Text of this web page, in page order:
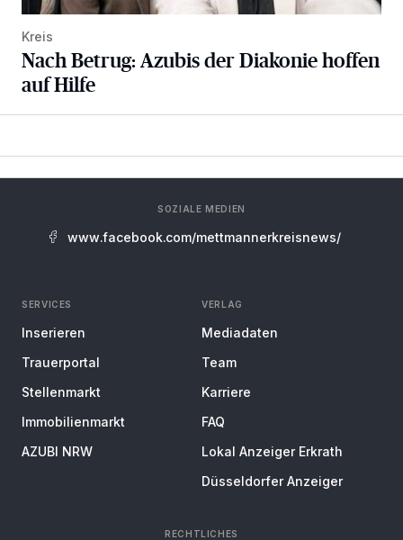
Kreis
Nach Betrug: Azubis der Diakonie hoffen
auf Hilfe
SOZIALE MEDIEN
www.facebook.com/mettmannerkreisnews/
SERVICES
Inserieren
Trauerportal
Stellenmarkt
Immobilienmarkt
AZUBI NRW
VERLAG
Mediadaten
Team
Karriere
FAQ
Lokal Anzeiger Erkrath
Düsseldorfer Anzeiger
RECHTLICHES